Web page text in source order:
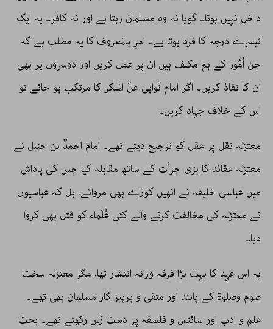
داخل نہیں ہوتا۔ گویا نہ وہ مسلمان رہتا ہے اور نہ کافر۔ یہ ایک
تیسرے درجہ کا فرد ہوتا ہے۔ امرِ بالمعروف کا یہ مطلب ہے کہ
جن اُمُور کے ہم مکلف ہیں ان پر عمل کریں اور دوسروں پر بھی
ان کا نفاذ کریں۔ اگر امام نَواہی عنَ المنکر کا مرتکب ہو جائے تو
اس کے خلاف جہاد کریں۔
معتزلہ نقل پر عقل کو ترجیح دیتے تھے۔ امام احمدؒ بن حنبل نے
معتزلہ عقائد کا بڑی جرأت کے ساتھ مقابلہ کیا جس کی پاداش
میں عباسی خلیفہ نے انھیں کوڑے بھی مروائے، بل کہ عباسیوں
نے معتزلہ کی مخالفت کرنے والے کئی عُلَماء کو قتل بھی کروا
دیا۔
یہ اس عہد کا بہٹ بڑا فرقہ ورانہ انتشار تھا، مگر معتزلہ سخت
صوم وصلوٰۃ کے پابند اور متقی و پرہیز گار مسلمان بھی تھے۔
علم و ادب اور سائنس و فلسفہ پر دست رَس رکھتے تھے۔ بحث